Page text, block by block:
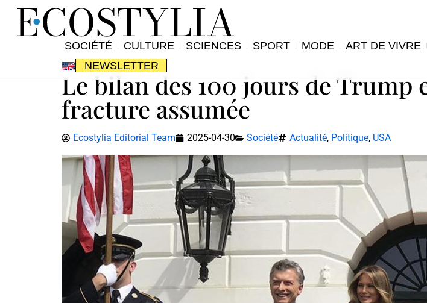
SOCIÉTÉ CULTURE SCIENCES SPORT MODE ART DE VIVRE
NEWSLETTER
Le bilan des 100 jours de Trump
fracture assumée
Ecostylia Editorial Team 2025-04-30 Société Actualité, Politique, USA